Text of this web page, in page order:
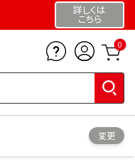
詳しくは
こちら
0
変更